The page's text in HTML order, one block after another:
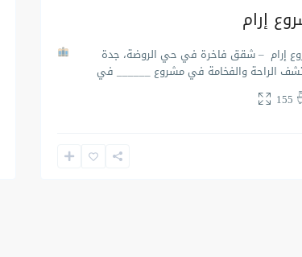
إرام
إرام – شقق فاخرة في حي الروضة، جدة
الراحة والفخامة في مشروع ______ في
155